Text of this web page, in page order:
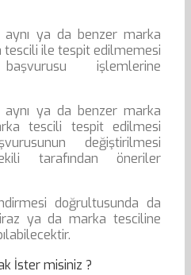
aynı ya da benzer marka
tescili ile tespit edilmemesi
işlemlerine
aynı ya da benzer marka
tescili tespit edilmesi
değiştirilmesi
tarafından öneriler
doğrultusunda da
ya da marka tesciline
İster misiniz ?